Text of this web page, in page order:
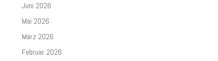
Juni 2026
Mai 2026
März 2026
Februar 2026